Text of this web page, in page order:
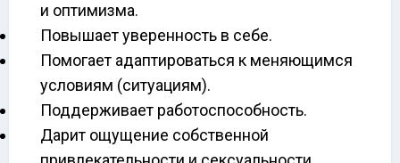
и оптимизма.
Повышает уверенность в себе.
Помогает адаптироваться к меняющимся
условиям (ситуациям).
Поддерживает работоспособность.
Дарит ощущение собственной